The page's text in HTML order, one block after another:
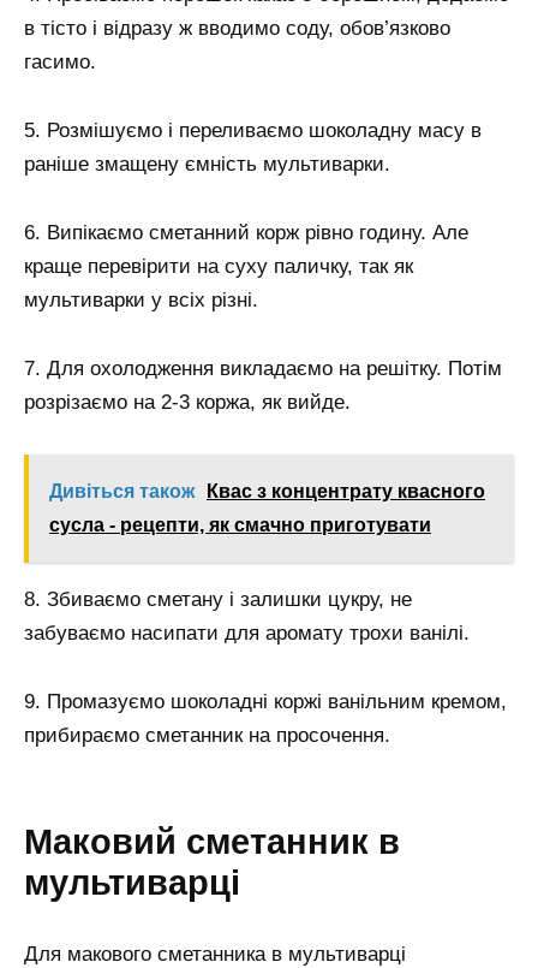
в тісто і відразу ж вводимо соду, обов’язково
гасимо.
5. Розмішуємо і переливаємо шоколадну масу в
раніше змащену ємність мультиварки.
6. Випікаємо сметанний корж рівно годину. Але
краще перевірити на суху паличку, так як
мультиварки у всіх різні.
7. Для охолодження викладаємо на решітку. Потім
розрізаємо на 2-3 коржа, як вийде.
Дивіться також
Квас з концентрату квасного
сусла - рецепти, як смачно приготувати
8. Збиваємо сметану і залишки цукру, не
забуваємо насипати для аромату трохи ванілі.
9. Промазуємо шоколадні коржі ванільним кремом,
прибираємо сметанник на просочення.
Маковий сметанник в
мультиварці
Для макового сметанника в мультиварці